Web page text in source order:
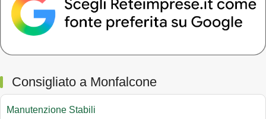
Consigliato a Monfalcone
Manutenzione Stabili